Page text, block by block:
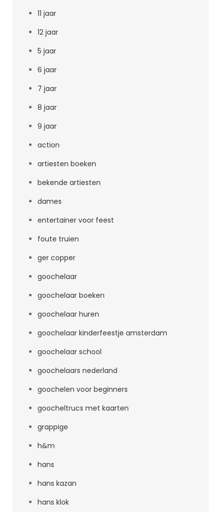
11 jaar
12 jaar
5 jaar
6 jaar
7 jaar
8 jaar
9 jaar
action
artiesten boeken
bekende artiesten
dames
entertainer voor feest
foute truien
ger copper
goochelaar
goochelaar boeken
goochelaar huren
goochelaar kinderfeestje amsterdam
goochelaar school
goochelaars nederland
goochelen voor beginners
goocheltrucs met kaarten
grappige
h&m
hans
hans kazan
hans klok